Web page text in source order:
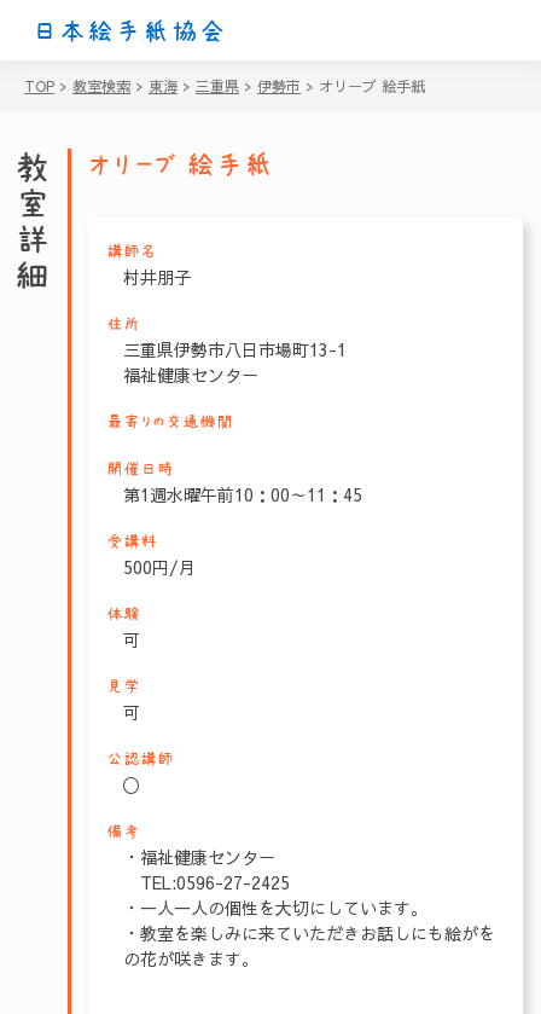
日本絵手紙協会
TOP > 教室検索 > 東海 > 三重県 > 伊勢市 > オリーブ 絵手紙
教室詳細 オリーブ 絵手紙
講師名
村井朋子
住所
三重県伊勢市八日市場町13-1
福祉健康センター
最寄りの交通機関
開催日時
第1週水曜午前10：00～11：45
受講料
500円/月
体験
可
見学
可
公認講師
〇
備考
・福祉健康センター
TEL:0596-27-2425
・一人一人の個性を大切にしています。
・教室を楽しみに来ていただきお話しにも絵がを
の花が咲きます。